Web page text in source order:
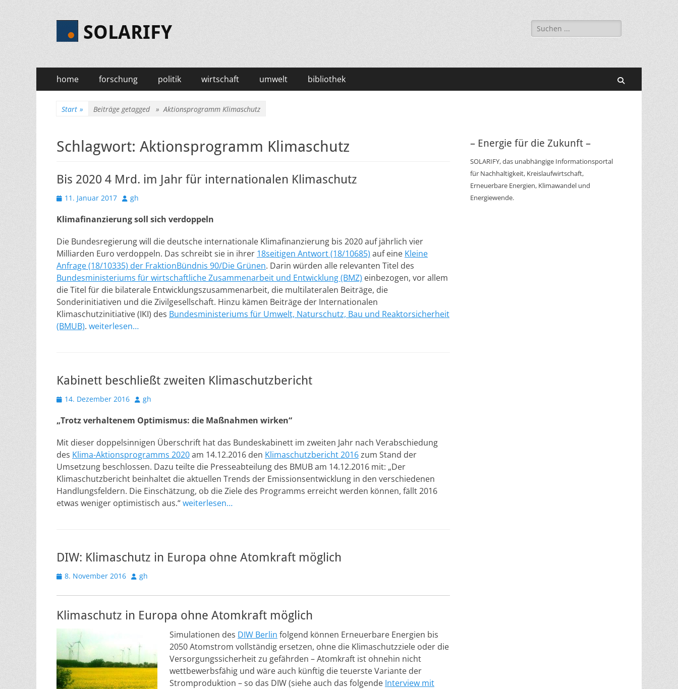
SOLARIFY
Suchen
nach:
Primäres
Menü
Zum
Inhalt
home forschung politik wirtschaft umwelt bibliothek
Start » Beiträge getagged »Aktionsprogramm Klimaschutz
Schlagwort: Aktionsprogramm Klimaschutz
Bis 2020 4 Mrd. im Jahr für internationalen Klimaschutz
Veröffentlicht
11. Januar 2017 Autor
gh
Klimafinanzierung soll sich verdoppeln
Die Bundesregierung will die deutsche internationale Klimafinanzierung bis 2020 auf jährlich vier
Milliarden Euro verdoppeln. Das schreibt sie in ihrer 18seitigen Antwort (18/10685) auf eine Kleine
Anfrage (18/10335) der FraktionBündnis 90/Die Grünen. Darin würden alle relevanten Titel des
Bundesministeriums für wirtschaftliche Zusammenarbeit und Entwicklung (BMZ) einbezogen, vor allem
die Titel für die bilaterale Entwicklungszusammenarbeit, die multilateralen Beiträge, die
Sonderinitiativen und die Zivilgesellschaft. Hinzu kämen Beiträge der Internationalen
Klimaschutzinitiative (IKI) des Bundesministeriums für Umwelt, Naturschutz, Bau und Reaktorsicherheit
(BMUB). weiterlesen…
Kabinett beschließt zweiten Klimaschutzbericht
Veröffentlicht
14. Dezember 2016 Autor
gh
„Trotz verhaltenem Optimismus: die Maßnahmen wirken“
Mit dieser doppelsinnigen Überschrift hat das Bundeskabinett im zweiten Jahr nach Verabschiedung
des Klima-Aktionsprogramms 2020am 14.12.2016 den Klimaschutzbericht 2016zum Stand der
Umsetzung beschlossen. Dazu teilte die Presseabteilung des BMUB am 14.12.2016 mit: „Der
Klimaschutzbericht beinhaltet die aktuellen Trends der Emissionsentwicklung in den verschiedenen
Handlungsfeldern. Die Einschätzung, ob die Ziele des Programms erreicht werden können, fällt 2016
etwas weniger optimistisch aus.“weiterlesen…
DIW: Klimaschutz in Europa ohne Atomkraft möglich
Veröffentlicht
8. November 2016 Autor
gh
Klimaschutz in Europa ohne Atomkraft möglich
Simulationen des DIW Berlin folgend können Erneuerbare Energien bis
2050 Atomstrom vollständig ersetzen, ohne die Klimaschutzziele oder die
Versorgungssicherheit zu gefährden – Atomkraft ist ohnehin nicht
wettbewerbsfähig und wäre auch künftig die teuerste Variante der
Stromproduktion – so das DIW (siehe auch das folgende Interview mit
– Energie für die Zukunft –
SOLARIFY, das unabhängige Informationsportal
für Nachhaltigkeit, Kreislaufwirtschaft,
Erneuerbare Energien, Klimawandel und
Energiewende.